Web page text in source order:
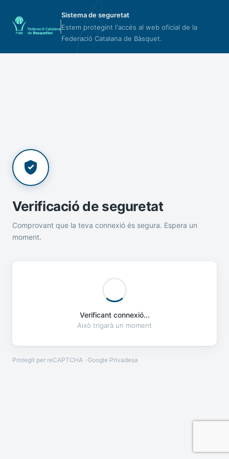
Sistema de seguretat
Estem protegint l'accés al web oficial de la
Federació Catalana de Bàsquet.
Verificació de seguretat
Comprovant que la teva connexió és segura. Espera un
moment.
Verificant connexió...
Això trigarà un moment
Protegit per reCAPTCHA · Google Privadesa